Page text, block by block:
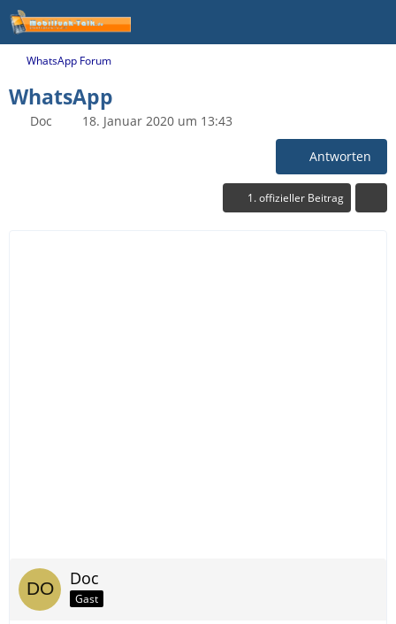
WhatsApp Forum
WhatsApp
Doc 18. Januar 2020 um 13:43
Antworten
1. offizieller Beitrag
Doc
Gast